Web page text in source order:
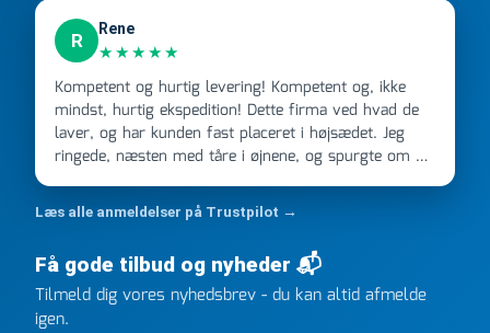
R
Rene
★★★★★
Kompetent og hurtig levering! Kompetent og, ikke
mindst, hurtig ekspedition! Dette firma ved hvad de
laver, og har kunden fast placeret i højsædet. Jeg
ringede, næsten med tåre i øjnene, og spurgte om de
kunne overholde en 2 måneder gammel aftale. Jeg
ringede onsdag kl 16, og min store ordre kom dagen
efter kl 6.45! Kan slet ikke få armene ned, og næste
gang jeg skal bruge noget, vil jeg ringe til dem
FØRST. De varmeste og venligste hilsner fra Rene
Læs alle anmeldelser på Trustpilot →
Få gode tilbud og nyheder 📬
Tilmeld dig vores nyhedsbrev - du kan altid afmelde
igen.